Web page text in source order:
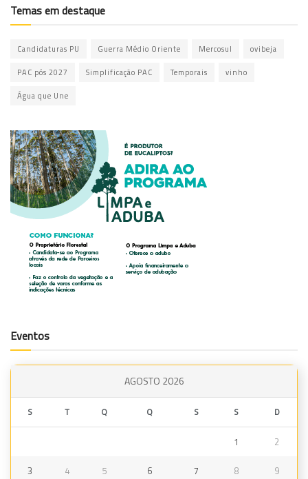
Temas em destaque
Candidaturas PU Guerra Médio Oriente Mercosul ovibeja
PAC pós 2027 Simplificação PAC Temporais vinho
Água que Une
Eventos
AGOSTO 2026
S T Q Q S S D
1 2
3 4 5 6 7 8 9